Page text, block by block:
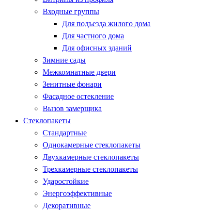
Входные группы
Для подъезда жилого дома
Для частного дома
Для офисных зданий
Зимние сады
Межкомнатные двери
Зенитные фонари
Фасадное остекление
Вызов замерщика
Стеклопакеты
Стандартные
Однокамерные стеклопакеты
Двухкамерные стеклопакеты
Трехкамерные стеклопакеты
Ударостойкие
Энергоэффективные
Декоративные